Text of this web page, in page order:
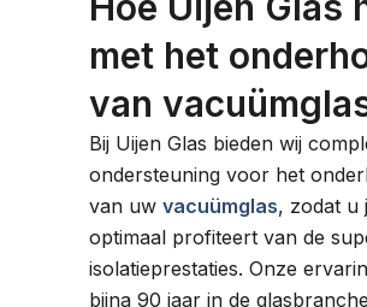
met het
van
Bij Uijen Glas bieden wij
ondersteuning voor het
van uw vacuümglas, zodat u
optimaal profiteert van de
isolatieprestaties. Onze
bijna 90 jaar in de glasbranche